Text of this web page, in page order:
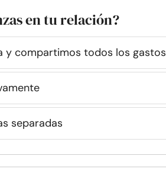
en tu relación?
y compartimos todos los gastos
separadas